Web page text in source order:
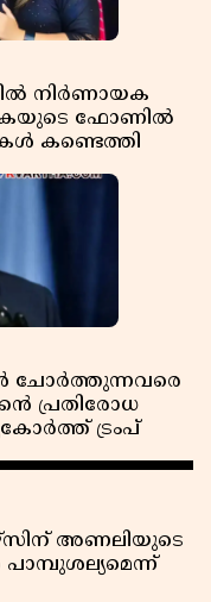
നിർണായക
ഫോണിൽ
കണ്ടെത്തി
ചോർത്തുന്നവരെ
പ്രതിരോധ
ട്രംപ്
അണലിയുടെ